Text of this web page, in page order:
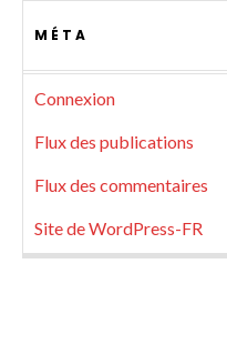
MÉTA
Connexion
Flux des publications
Flux des commentaires
Site de WordPress-FR